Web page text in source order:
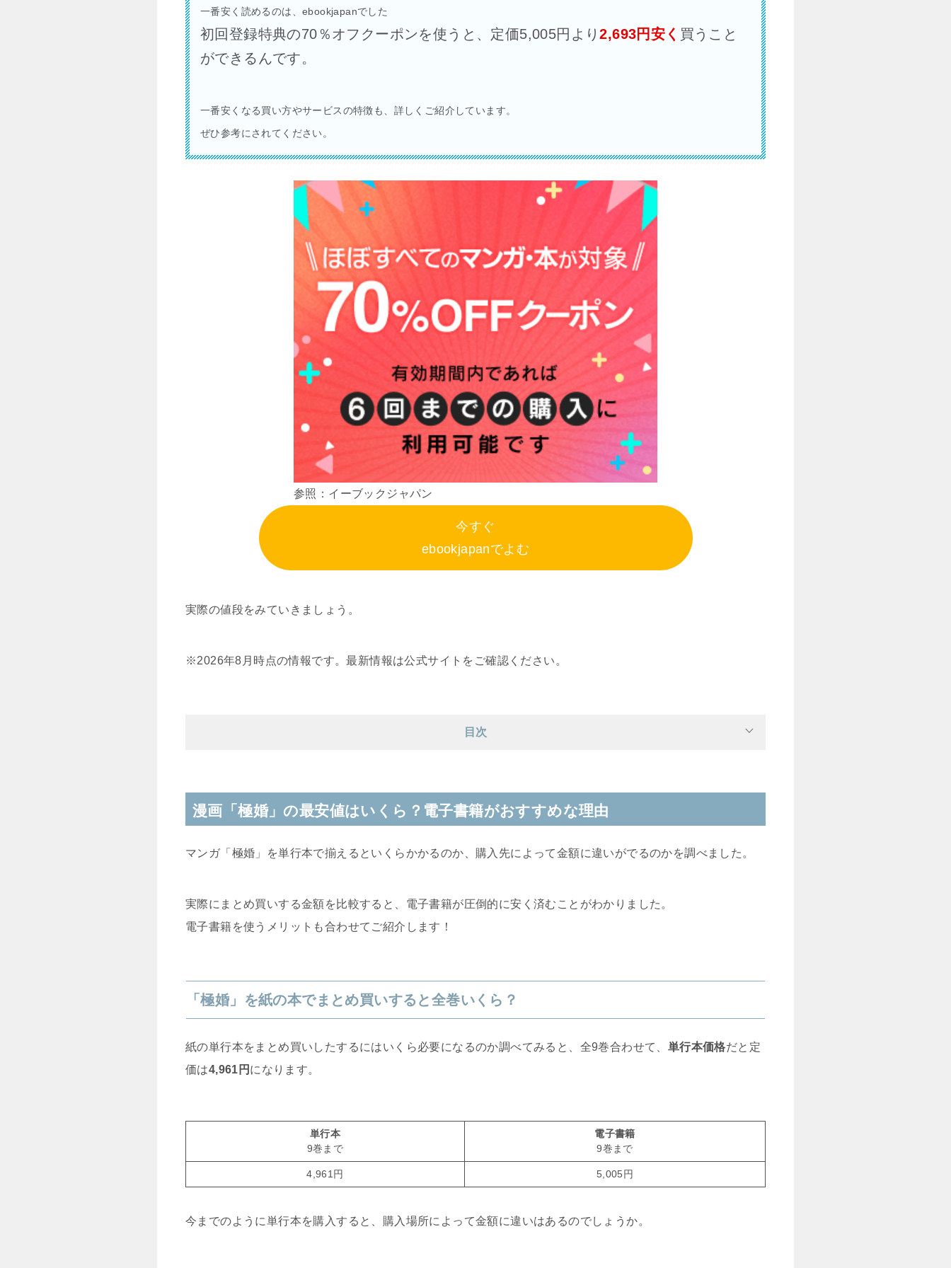
一番安く読めるのは、ebookjapanでした
初回登録特典の70％オフクーポンを使うと、定価5,005円より2,693円安く 買うこと
ができるんです。
一番安くなる買い方やサービスの特徴も、詳しくご紹介しています。
ぜひ参考にされてください。
参照：イーブックジャパン
今すぐ
ebookjapanでよむ
実際の値段をみていきましょう。
※2026年8月時点の情報です。最新情報は公式サイトをご確認ください。
目次
漫画「極婚」の最安値はいくら？電子書籍がおすすめな理由
マンガ「極婚」を単行本で揃えるといくらかかるのか、購入先によって金額に違いがでるのかを調べました。
実際にまとめ買いする金額を比較すると、電子書籍が圧倒的に安く済むことがわかりました。
電子書籍を使うメリットも合わせてご紹介します！
「極婚」を紙の本でまとめ買いすると全巻いくら？
紙の単行本をまとめ買いしたするにはいくら必要になるのか調べてみると、全9巻合わせて、 単行本価格だと定
価は4,961円 になります。
単行本
9巻まで
電子書籍
9巻まで
4,961円 5,005円
今までのように単行本を購入すると、購入場所によって金額に違いはあるのでしょうか。